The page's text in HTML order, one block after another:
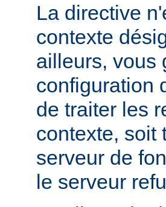
La directive
contexte
ailleurs, vous
configuration
de traiter les
contexte, soit
serveur de
le serveur